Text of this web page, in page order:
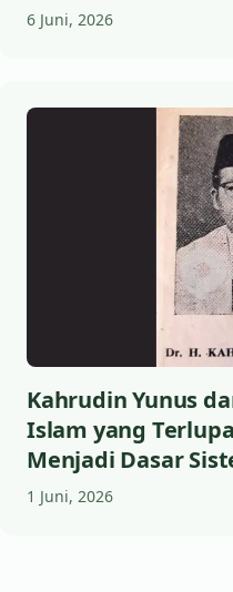
6 Juni, 2026
Kahrudin Yunus
Islam yang
Menjadi Dasar
1 Juni, 2026